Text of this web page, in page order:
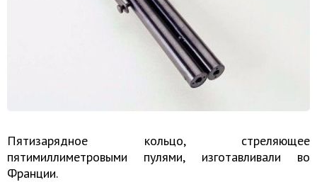
Пятизарядное кольцо, стреляющее
пятимиллиметровыми пулями, изготавливали во
Франции.